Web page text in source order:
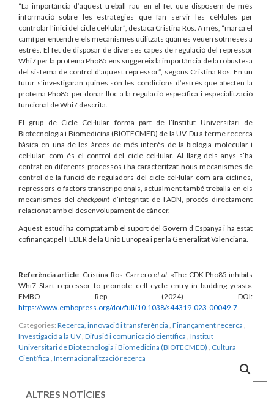
“La importància d’aquest treball rau en el fet que disposem de més
informació sobre les estratègies que fan servir les cèl·lules per
controlar l’inici del cicle cel·lular”, destaca Cristina Ros. A més, “marca el
camí per entendre els mecanismes utilitzats quan es veuen sotmeses a
estrès. El fet de disposar de diverses capes de regulació del repressor
Whi7 per la proteïna Pho85 ens suggereix la importància de la robustesa
del sistema de control d’aquest repressor”, segons Cristina Ros. En un
futur s’investigaran quines són les condicions d’estrès que afecten la
proteïna Pho85 per donar lloc a la regulació específica i especialització
funcional de Whi7 descrita.
El grup de Cicle Cel·lular forma part de l’Institut Universitari de
Biotecnologia i Biomedicina (BIOTECMED) de la UV. Du a terme recerca
bàsica en una de les àrees de més interès de la biologia molecular i
cel·lular, com és el control del cicle cel·lular. Al llarg dels anys s’ha
centrat en diferents processos i ha caracteritzat nous mecanismes de
control de la funció de reguladors del cicle cel·lular com ara ciclines,
repressors o factors transcripcionals, actualment també treballa en els
mecanismes delcheckpoint d’integritat de l’ADN, procés directament
relacionat amb el desenvolupament de càncer.
Aquest estudi ha comptat amb el suport del Govern d’Espanya i ha estat
cofinançat pel FEDER de la Unió Europea i per la Generalitat Valenciana.
Referència article: Cristina Ros-Carrero et al . «The CDK Pho85 inhibits
Whi7 Start repressor to promote cell cycle entry in budding yeast».
EMBO Rep (2024) DOI:
https://www.embopress.org/doi/full/10.1038/s44319-023-00049-7
Categories: Recerca, innovació i transferència Finançament recerca
Investigació a la UV Difusió i comunicació científica Institut
Universitari de Biotecnologia i Biomedicina (BIOTECMED) Cultura
Científica Internacionalització recerca
ALTRES NOTÍCIES